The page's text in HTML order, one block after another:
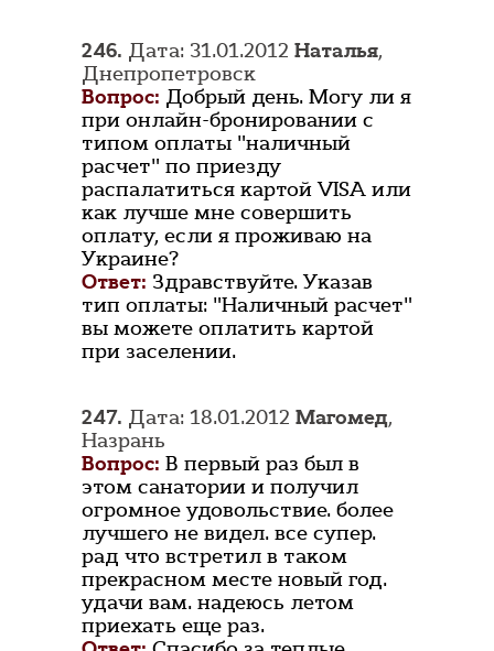
246. Дата: 31.01.2012 Наталья,
Днепропетровск
Вопрос: Добрый день. Могу ли я
при онлайн-бронировании с
типом оплаты "наличный
расчет" по приезду
распалатиться картой VISA или
как лучше мне совершить
оплату, если я проживаю на
Украине?
Ответ: Здравствуйте. Указав
тип оплаты: "Наличный расчет"
вы можете оплатить картой
при заселении.
247. Дата: 18.01.2012 Магомед,
Назрань
Вопрос: В первый раз был в
этом санатории и получил
огромное удовольствие. более
лучшего не видел. все супер.
рад что встретил в таком
прекрасном месте новый год.
удачи вам. надеюсь летом
приехать еще раз.